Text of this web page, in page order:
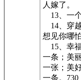
人嫁了。
13、一
14、穿
想见你哪
15、幸
一条；美
一张；美
一条。